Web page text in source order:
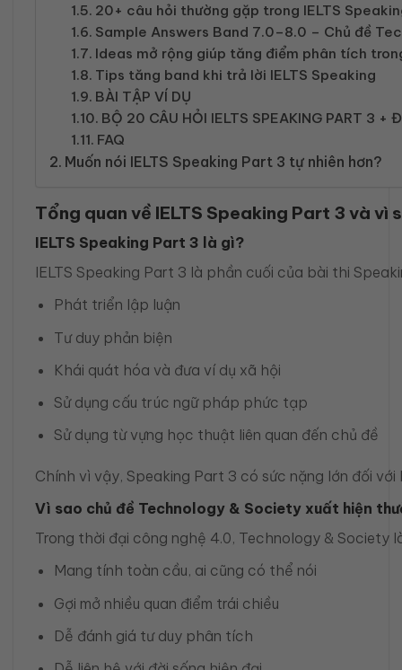
20+ câu hỏi thường gặp trong IELTS
Sample Answers Band 7.0–8.0 – Chủ đề
Ideas mở rộng giúp tăng điểm phân tích
Tips tăng band khi trả lời IELTS Speaking
BÀI TẬP VÍ DỤ
BỘ 20 CÂU HỎI IELTS SPEAKING PART 3 +
FAQ
Muốn nói IELTS Speaking Part 3 tự nhiên hơn?
Tổng quan về IELTS Speaking Part 3 và
IELTS Speaking Part 3 là gì?
IELTS Speaking Part 3 là phần cuối của bài thi
Phát triển lập luận
Tư duy phản biện
Khái quát hóa và đưa ví dụ xã hội
Sử dụng cấu trúc ngữ pháp phức tạp
Sử dụng từ vựng học thuật liên quan đến chủ đề
Chính vì vậy, Speaking Part 3 có sức nặng lớn đối
Vì sao chủ đề Technology & Society xuất hiện
Trong thời đại công nghệ 4.0, Technology & Society
Mang tính toàn cầu, ai cũng có thể nói
Gợi mở nhiều quan điểm trái chiều
Dễ đánh giá tư duy phân tích